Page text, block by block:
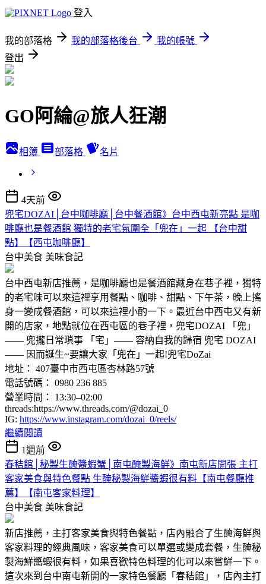
登入
我的部落格 我的部落格後台
我的帳號
登出
GO阿綸@旅人狂潮
相簿 部落格 名片
4天前
兜宅DOZAI│台中咖啡廳│台中餐酒館》台中西屯新亮點 是咖
啡廳也是餐酒館 獨特的老宅氛圍全「兜在」一起 【台中甜
點】【西屯咖啡廳】
台中美食 美味食記
台中西屯新店推薦，是咖啡廳也是餐酒館藏身在巷子裡，獨特
的老宅味可以來這裡享用餐點、咖啡、甜點、下午茶，晚上搖
身一變成餐酒館，可以來這裡小酌一下。最近台中西屯又有新
開的店家，地點就位在西屯區的巷子裡，兜宅DOZAI 「兜」
—— 兜攏日常瑣事 「宅」—— 容納自我的歸宿 ​​兜宅 DOZAI
—— 因而誕生~要讓大家「兜在」一起!兜宅DoZai
地址： 407臺中市西屯區杏林路57號
電話號碼： 0980 236 885
營業時間： 13:30–02:00
threads:https://www.threads.com/@dozai_0
IG: https://www.instagram.com/dozai_0/reels/
繼續閱讀
1週前
春秸館│秘製生醃醬蝦蟹│南屯醃製海鮮》南屯新店開張 主打
客家美食與特色餐點 生醃秘製海鮮醬蝦很有料【南屯餐廳推
薦】【南屯客家料理】
台中美食 美味食記
新店推薦，主打客家美食與特色餐點，店內融合了生醃海鮮與
客家料理的經典風味，客家美食可以單選或變成套餐，生醃秘
製海鮮醬蝦很有料，如果喜歡特色料理的化可以來嘗鮮一下。
這次來到台中南屯新開的一家特色餐廳「春秸館」，店內主打